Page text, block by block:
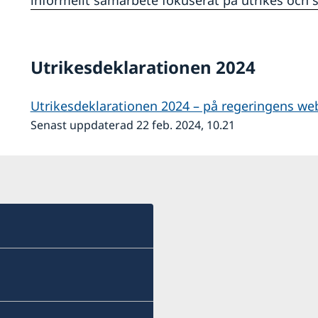
Utrikesdeklarationen 2024
Utrikesdeklarationen 2024 – på regeringens
Senast uppdaterad 22 feb. 2024, 10.21